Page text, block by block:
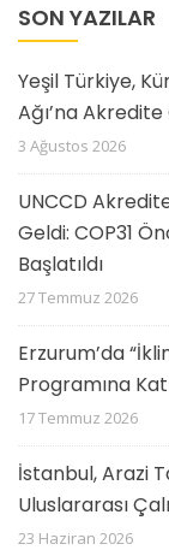
SON YAZILAR
Yeşil Türkiye,
Ağı’na
3 Ağustos 2026
UNCCD
Geldi: COP31
Başlatıldı
27 Temmuz 2026
Erzurum’da
Programına
17 Temmuz 2026
İstanbul, Arazi
Uluslararası
23 Haziran 2026